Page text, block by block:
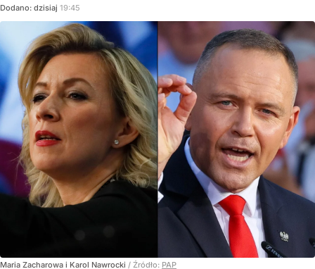
Dodano: dzisiaj 19:45
Maria Zacharowa i Karol Nawrocki / Źródło: PAP